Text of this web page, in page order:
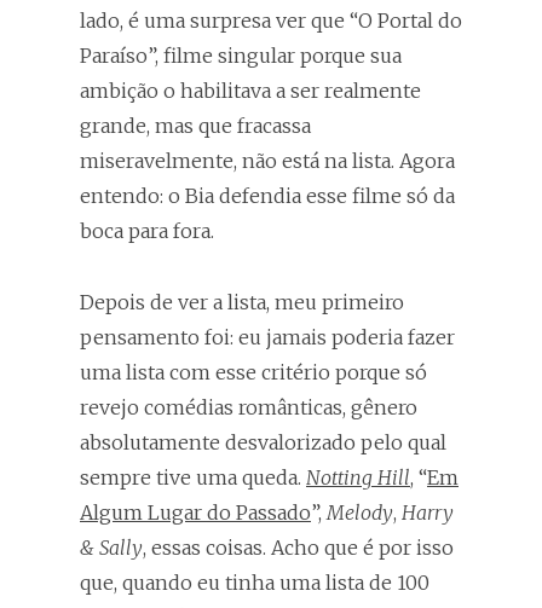
lado, é uma surpresa ver que “O Portal do
Paraíso”, filme singular porque sua
ambição o habilitava a ser realmente
grande, mas que fracassa
miseravelmente, não está na lista. Agora
entendo: o Bia defendia esse filme só da
boca para fora.
Depois de ver a lista, meu primeiro
pensamento foi: eu jamais poderia fazer
uma lista com esse critério porque só
revejo comédias românticas, gênero
absolutamente desvalorizado pelo qual
sempre tive uma queda. Notting Hill, “Em
Algum Lugar do Passado”,Melody, Harry
& Sally, essas coisas. Acho que é por isso
que, quando eu tinha uma lista de 100